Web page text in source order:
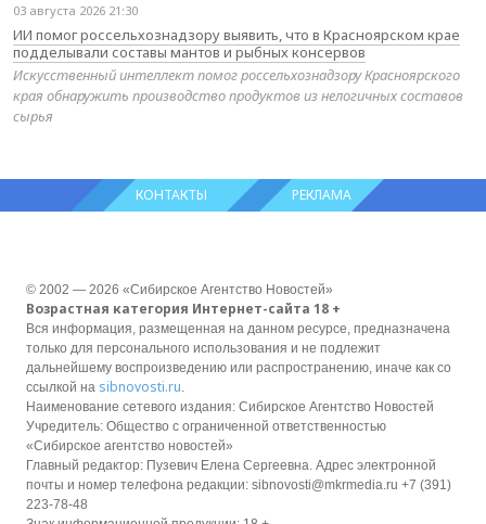
03 августа 2026 21:30
ИИ помог россельхознадзору выявить, что в Красноярском крае
подделывали составы мантов и рыбных консервов
Искусственный интеллект помог россельхознадзору Красноярского
края обнаружить производство продуктов из нелогичных составов
сырья
КОНТАКТЫ РЕКЛАМА
© 2002 — 2026 «Сибирское Агентство Новостей»
Возрастная категория Интернет-сайта 18 +
Вся информация, размещенная на данном ресурсе, предназначена
только для персонального использования и не подлежит
дальнейшему воспроизведению или распространению, иначе как со
ссылкой на sibnovosti.ru.
Наименование сетевого издания: Сибирское Агентство Новостей
Учредитель: Общество с ограниченной ответственностью
«Сибирское агентство новостей»
Главный редактор: Пузевич Елена Сергеевна. Адрес электронной
почты и номер телефона редакции: sibnovosti@mkrmedia.ru +7 (391)
223-78-48